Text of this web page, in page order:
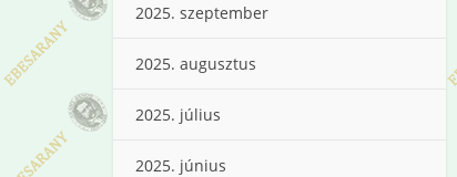
2025. szeptember
2025. augusztus
2025. július
2025. június